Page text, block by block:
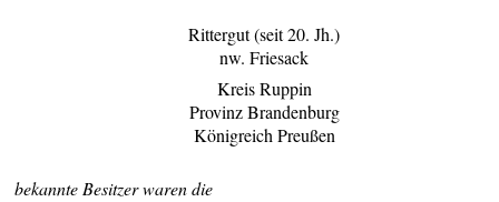
Rittergut (seit 20. Jh.)
nw. Friesack
Kreis Ruppin
Provinz Brandenburg
Königreich Preußen
bekannte Besitzer waren die